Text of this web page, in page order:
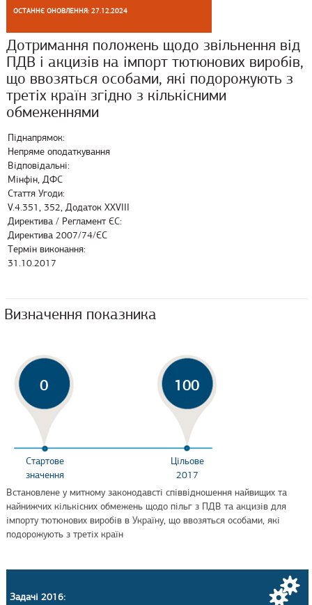
ОСТАННЄ ОНОВЛЕННЯ: 27.12.2024
Дотримання положень щодо звільнення від
ПДВ і акцизів на імпорт тютюнових виробів,
що ввозяться особами, які подорожують з
третіх країн згідно з кількісними
обмеженнями
Піднапрямок:
Непряме оподаткування
Відповідальні:
Мінфін, ДФС
Стаття Угоди:
V.4.351, 352, Додаток XXVIII
Директива / Регламент ЄС:
Директива 2007/74/ЄС
Термін виконання:
31.10.2017
Визначення показника
0 100
Стартове
значення
Цільове
2017
Встановлене у митному законодавсті співвідношення найвищих та
найнижчих кількісних обмежень щодо пільг з ПДВ та акцизів для
імпорту тютюнових виробів в Україну, що ввозяться особами, які
подорожують з третіх країн
Задачі 2016: